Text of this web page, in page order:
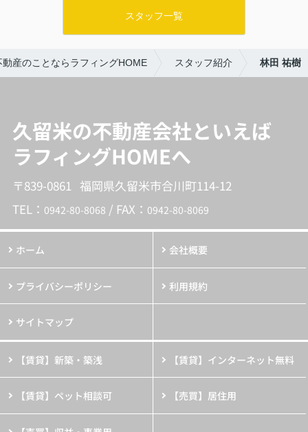
スタッフ一覧
動産のことならラフィングHOME スタッフ紹介 林田 祐樹
久留米の不動産会社といえば
ラフィングHOMEへ
〒839-0861 福岡県久留米市合川町114-12
TEL： 0942-80-8068 / FAX： 0942-80-8069
ホーム 会社概要
プライバシーポリシー 利用規約
サイトマップ
【賃貸】新築・築浅 【賃貸】インターネット無料
【賃貸】ペット相談可 【売買】居住用